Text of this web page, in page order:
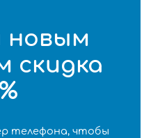
новым
скидка
телефона, чтобы